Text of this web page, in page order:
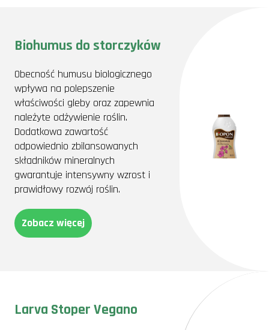
Biohumus do storczyków
Obecność humusu biologicznego
wpływa na polepszenie
właściwości gleby oraz zapewnia
należyte odżywienie roślin.
Dodatkowa zawartość
odpowiednio zbilansowanych
składników mineralnych
gwarantuje intensywny wzrost i
prawidłowy rozwój roślin.
Zobacz więcej
Larva Stoper Vegano